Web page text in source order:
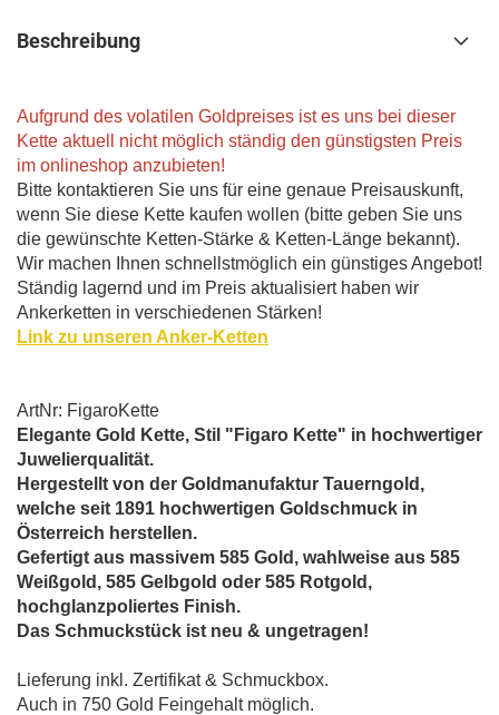
Beschreibung
Aufgrund des volatilen Goldpreises ist es uns bei dieser
Kette aktuell nicht möglich ständig den günstigsten Preis
im onlineshop anzubieten!
Bitte kontaktieren Sie uns für eine genaue Preisauskunft,
wenn Sie diese Kette kaufen wollen (bitte geben Sie uns
die gewünschte Ketten-Stärke & Ketten-Länge bekannt).
Wir machen Ihnen schnellstmöglich ein günstiges Angebot!
Ständig lagernd und im Preis aktualisiert haben wir
Ankerketten in verschiedenen Stärken!
Link zu unseren Anker-Ketten
ArtNr: FigaroKette
Elegante Gold Kette, Stil "Figaro Kette" in hochwertiger
Juwelierqualität.
Hergestellt von der Goldmanufaktur Tauerngold,
welche seit 1891 hochwertigen Goldschmuck in
Österreich herstellen.
Gefertigt aus massivem 585 Gold, wahlweise aus 585
Weißgold, 585 Gelbgold oder 585 Rotgold,
hochglanzpoliertes Finish.
Das Schmuckstück ist neu & ungetragen!
Lieferung inkl. Zertifikat & Schmuckbox.
Auch in 750 Gold Feingehalt möglich.